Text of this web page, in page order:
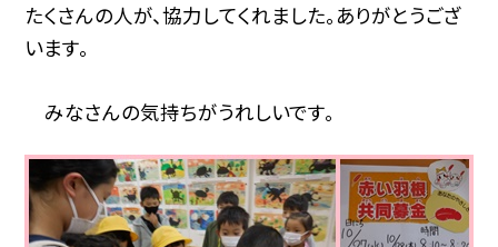
たくさんの人が、協力してくれました。ありがとうござ
います。
みなさんの気持ちがうれしいです。